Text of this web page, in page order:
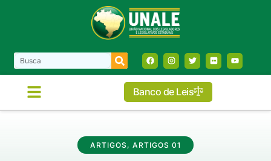
Banco de Leis
ARTIGOS , ARTIGOS 01